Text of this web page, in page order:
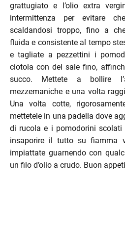
grattugiato e l’olio extra
intermittenza per evitare
scaldandosi troppo, fino a
fluida e consistente al tempo
e tagliate a pezzettini i
ciotola con del sale fino,
succo. Mettete a bollire
mezzemaniche e una volta
Una volta cotte,
mettetele in una padella dove
di rucola e i pomodorini
insaporire il tutto su fiamma
impiattate guarnendo con
un filo d’olio a crudo. Buon